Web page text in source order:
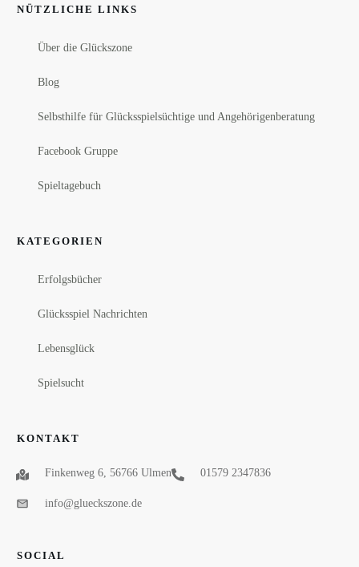
NÜTZLICHE LINKS
Über die Glückszone
Blog
Selbsthilfe für Glücksspielsüchtige und Angehörigenberatung
Facebook Gruppe
Spieltagebuch
KATEGORIEN
Erfolgsbücher
Glücksspiel Nachrichten
Lebensglück
Spielsucht
KONTAKT
Finkenweg 6, 56766 Ulmen 01579 2347836
info@glueckszone.de
SOCIAL